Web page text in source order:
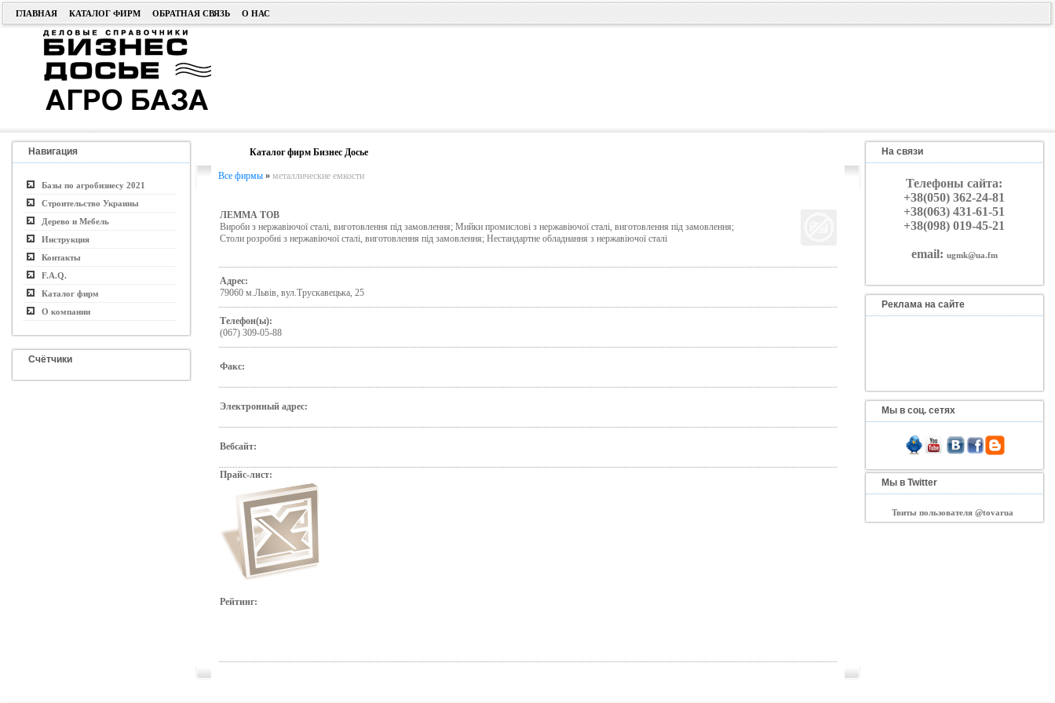
ГЛАВНАЯ КАТАЛОГ ФИРМ ОБРАТНАЯ СВЯЗЬ О НАС
Навигация
Базы по агробизнесу 2021
Строительство Украины
Дерево и Мебель
Инструкция
Контакты
F.A.Q.
Каталог фирм
О компании
Счётчики
Каталог фирм Бизнес Досье
Все фирмы» металлические емкости
ЛЕММА ТОВ
Вироби з нержавiючої сталi, виготовлення пiд замовлення; Мийки промисловi з нержавiючої сталi, виготовлення пiд замовлення;
Столи розробнi з нержавiючої сталi, виготовлення пiд замовлення; Нестандартне обладнання з нержавіючої сталі
Адрес:
79060 м.Львів, вул.Трускавецька, 25
Телефон(ы):
(067) 309-05-88
Факс:
Электронный адрес:
Вебсайт:
Прайс-лист:
Рейтинг:
На связи
Телефоны сайта:
+38(050) 362-24-81
+38(063) 431-61-51
+38(098) 019-45-21
email: ugmk@ua.fm
Реклама на сайте
Мы в соц. сетях
Мы в Twitter
Твиты пользователя @tovarua